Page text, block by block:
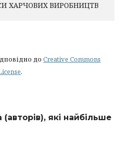
ХАРЧОВИХ ВИРОБНИЦТВ
до Creative Commons
.
(авторів), які найбільше